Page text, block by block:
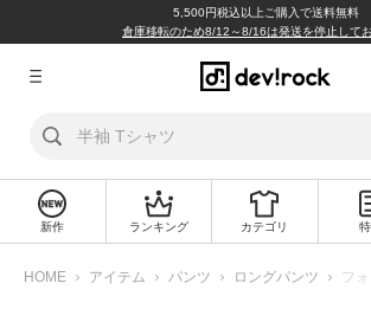
5,500円税込以上ご購入で送料無料
倉庫移転のため8/12～8/16は発送を停止して
グ
規
新作 ランキング カテゴリ
HOME アイテム パンツ ロングパンツ フ